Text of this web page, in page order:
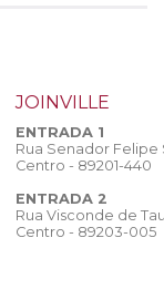
JOINVILLE
ENTRADA 1
Rua Senador
Centro - 89201-440
ENTRADA 2
Rua Visconde de
Centro - 89203-005